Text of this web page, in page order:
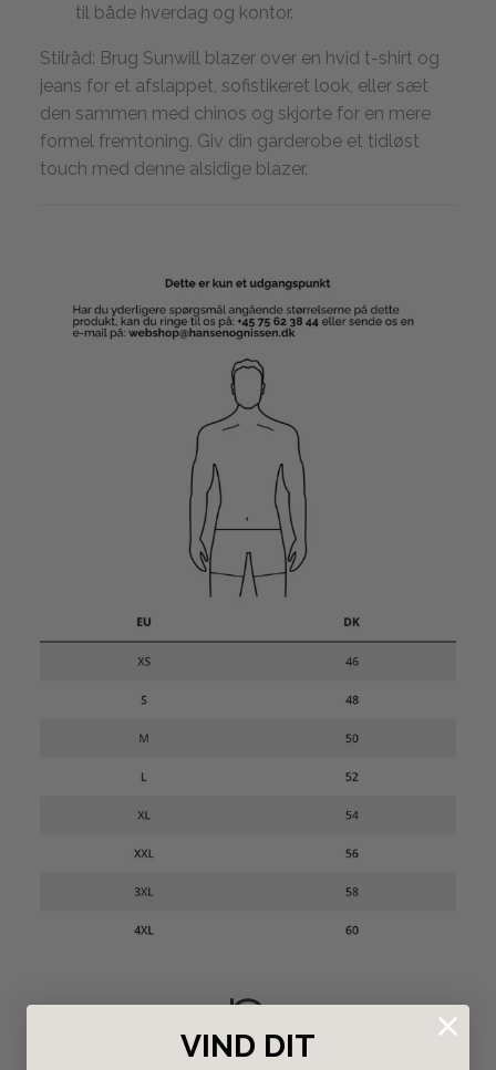
til både hverdag og kontor.
Stilråd: Brug Sunwill blazer over en hvid t-shirt og
jeans for et afslappet, sofistikeret look, eller sæt
den sammen med chinos og skjorte for en mere
formel fremtoning. Giv din garderobe et tidløst
touch med denne alsidige blazer.
VIND DIT